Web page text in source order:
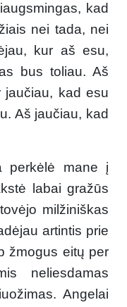
kad
nei tada, nei
kur aš esu,
bus toliau. Aš
jaučiau, kad esu
Aš jaučiau, kad
perkėlė mane į
labai gražūs
milžiniškas
artintis prie
žmogus eitų per
neliesdamas
Angelai